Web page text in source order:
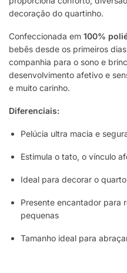
decoração do quartinho.
Confeccionada em 100%
bebês desde os primeiros
companhia para o sono e
desenvolvimento afetivo e
e muito carinho.
Diferenciais:
Pelúcia ultra macia e
Estimula o tato, o vínculo
Ideal para decorar o
Presente encantador para
pequenas
Tamanho ideal para